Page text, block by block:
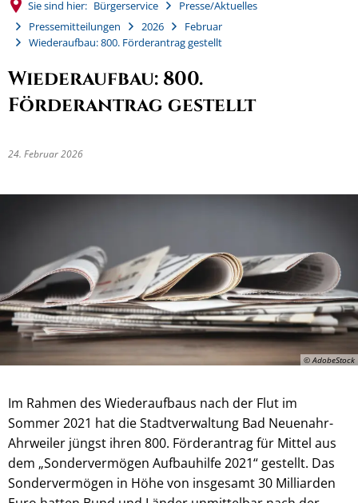
Sie sind hier: Bürgerservice
Presse/Aktuelles
Pressemitteilungen
2026
Februar
Wiederaufbau: 800. Förderantrag gestellt
Wiederaufbau: 800.
Förderantrag gestellt
24. Februar 2026
© AdobeStock
Im Rahmen des Wiederaufbaus nach der Flut im
Sommer 2021 hat die Stadtverwaltung Bad Neuenahr-
Ahrweiler jüngst ihren 800. Förderantrag für Mittel aus
dem „Sondervermögen Aufbauhilfe 2021“ gestellt. Das
Sondervermögen in Höhe von insgesamt 30 Milliarden